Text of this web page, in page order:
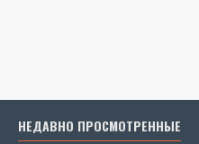
НЕДАВНО ПРОСМОТРЕННЫЕ